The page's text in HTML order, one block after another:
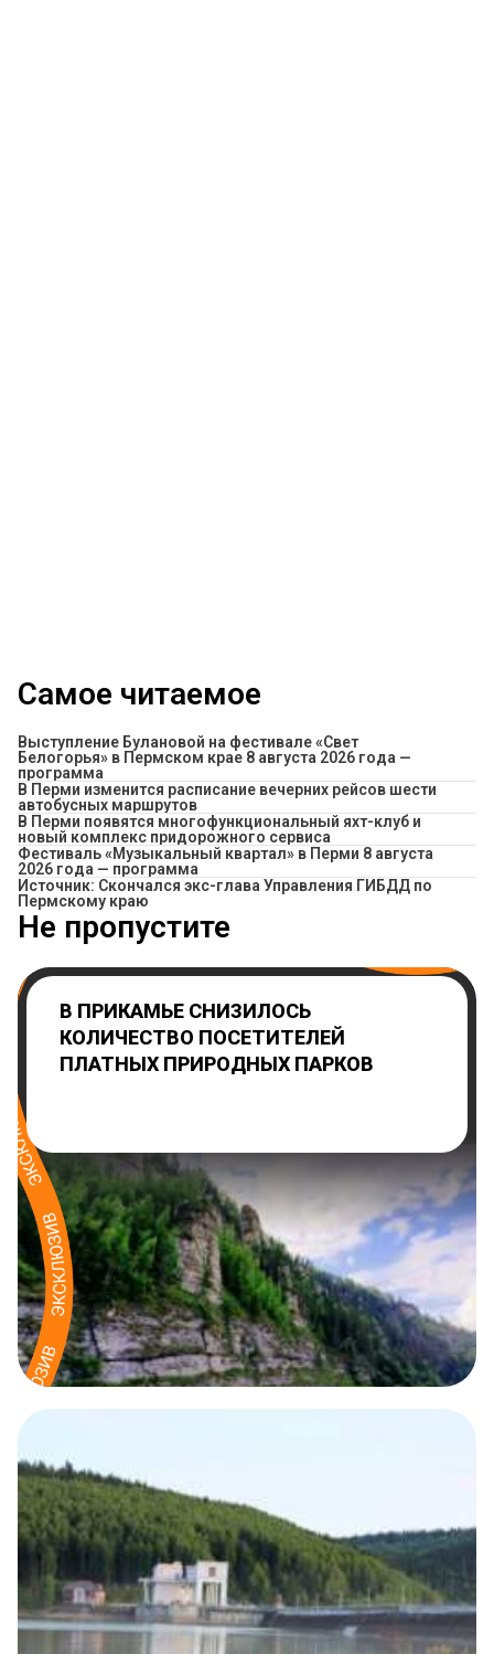
Самое читаемое
Выступление Булановой на фестивале «Свет
Белогорья» в Пермском крае 8 августа 2026 года —
программа
​В Перми изменится расписание вечерних рейсов шести
автобусных маршрутов
В Перми появятся многофункциональный яхт-клуб и
новый комплекс придорожного сервиса
Фестиваль «Музыкальный квартал» в Перми 8 августа
2026 года — программа
Источник: Скончался экс-глава Управления ГИБДД по
Пермскому краю
Не пропустите
В ПРИКАМЬЕ СНИЗИЛОСЬ
КОЛИЧЕСТВО ПОСЕТИТЕЛЕЙ
ПЛАТНЫХ ПРИРОДНЫХ ПАРКОВ